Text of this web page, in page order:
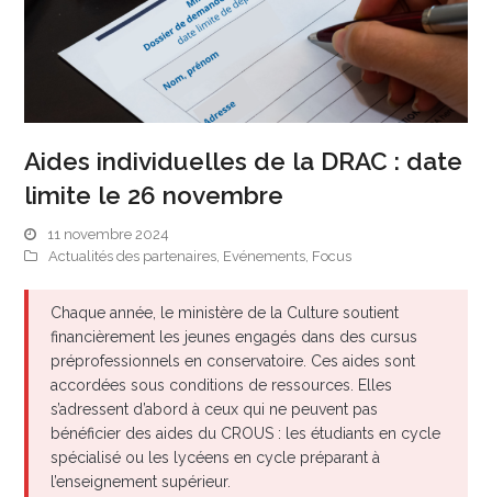
Aides individuelles de la DRAC : date
limite le 26 novembre
11 novembre 2024
Actualités des partenaires, Evénements, Focus
Chaque année, le ministère de la Culture soutient
financièrement les jeunes engagés dans des cursus
préprofessionnels en conservatoire. Ces aides sont
accordées sous conditions de ressources. Elles
s’adressent d’abord à ceux qui ne peuvent pas
bénéficier des aides du CROUS : les étudiants en cycle
spécialisé ou les lycéens en cycle préparant à
l’enseignement supérieur.